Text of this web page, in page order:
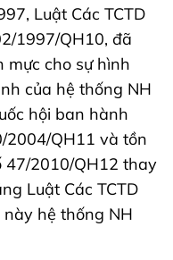
Luật Các TCTD
1997/QH10, đã
cho sự hình
của hệ thống NH
hội ban hành
2004/QH11 và tồn
47/2010/QH12 thay
Luật Các TCTD
hệ thống NH